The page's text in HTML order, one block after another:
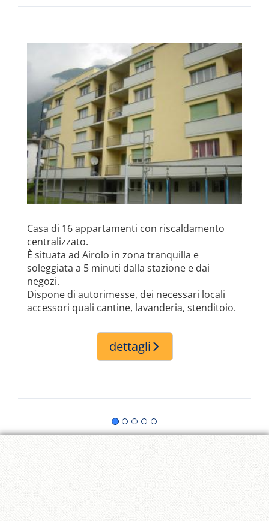
Casa di 16 appartamenti con riscaldamento
centralizzato.
È situata ad Airolo in zona tranquilla e
soleggiata a 5 minuti dalla stazione e dai
negozi.
Dispone di autorimesse, dei necessari locali
accessori quali cantine, lavanderia, stenditoio.
dettagli